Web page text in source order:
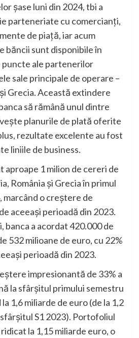
șase luni din 2024, tbi a
parteneriate cu comercianți,
de piață, iar acum
băncii sunt disponibile în
puncte ale partenerilor
sale principale de operare –
Grecia. Această extindere
să rămână unul dintre
planurile de plată oferite
rezultate excelente au fost
liniile de business.
aproape 1 milion de cereri de
România și Grecia în primul
marcând o creștere de
aceeași perioadă din 2023.
banca a acordat 420.000 de
532 milioane de euro, cu 22%
perioadă din 2023.
impresionantă de 33% a
la sfârșitul primului semestru
1,6 miliarde de euro (de la 1,2
S1 2023). Portofoliul
la 1,15 miliarde euro, o